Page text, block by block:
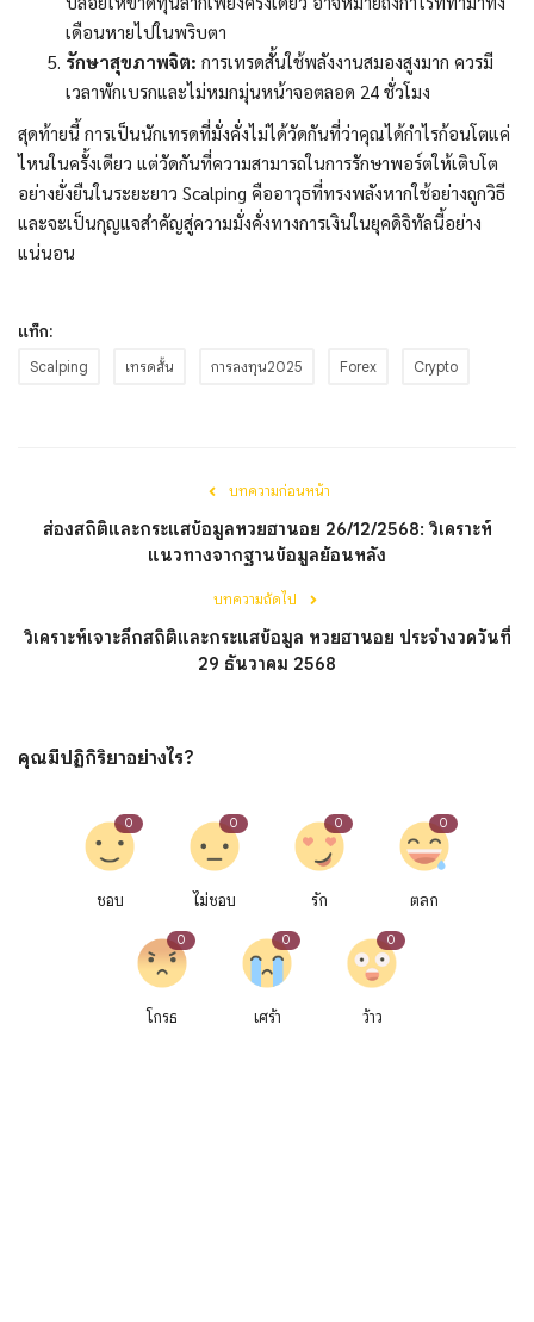
เดือนหายไปในพริบตา
รักษาสุขภาพจิต: การเทรดสั้นใช้พลังงานสมองสูงมาก ควรมี
เวลาพักเบรกและไม่หมกมุ่นหน้าจอตลอด 24 ชั่วโมง
สุดท้ายนี้ การเป็นนักเทรดที่มั่งคั่งไม่ได้วัดกันที่ว่าคุณได้กำไรก้อนโตแค่
ไหนในครั้งเดียว แต่วัดกันที่ความสามารถในการรักษาพอร์ตให้เติบโต
อย่างยั่งยืนในระยะยาว Scalping คืออาวุธที่ทรงพลังหากใช้อย่างถูกวิธี
และจะเป็นกุญแจสำคัญสู่ความมั่งคั่งทางการเงินในยุคดิจิทัลนี้อย่าง
แน่นอน
แท็ก:
Scalping เทรดสั้น การลงทุน2025 Forex Crypto
บทความก่อนหน้า
ส่องสถิติและกระแสข้อมูลหวยฮานอย 26/12/2568: วิเคราะห์
แนวทางจากฐานข้อมูลย้อนหลัง
บทความถัดไป
วิเคราะห์เจาะลึกสถิติและกระแสข้อมูล หวยฮานอย ประจำงวดวันที่
29 ธันวาคม 2568
คุณมีปฏิกิริยาอย่างไร?
ชอบ
0
ไม่ชอบ
0
รัก
0
ตลก
0
โกรธ
0
เศร้า
0
ว้าว
0